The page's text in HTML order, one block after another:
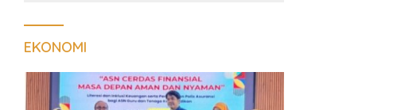
EKONOMI